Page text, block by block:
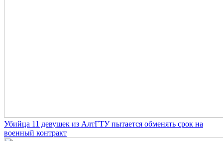
Убийца 11 девушек из АлтГТУ пытается обменять срок на
военный контракт